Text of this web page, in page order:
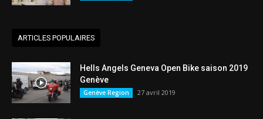
ARTICLES POPULAIRES
Hells Angels Geneva Open Bike saison 2019
Genève
Genève Region 27 avril 2019